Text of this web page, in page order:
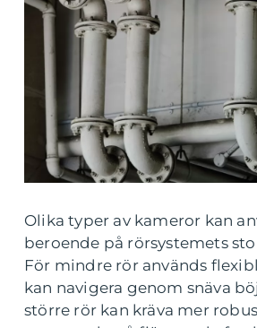
Olika typer av kameror kan
beroende på rörsystemets
För mindre rör används
kan navigera genom snäva
större rör kan kräva mer